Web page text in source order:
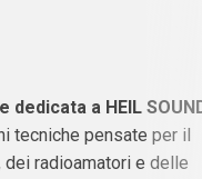
a HEIL
tecniche pensate per il
radioamatori e delle